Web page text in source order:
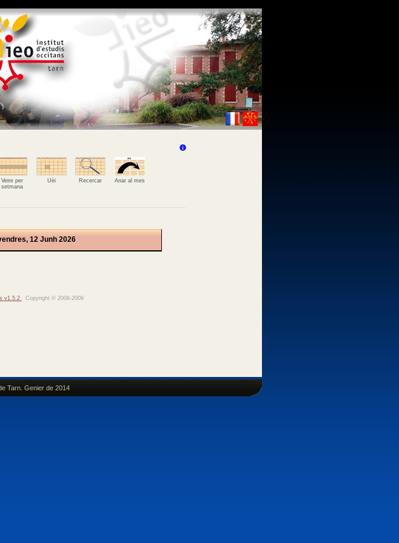
Veire per
setmana
Uèi Recercar Anar al mes
12 Junh 2026
v1.5.2 Copyright © 2006-2009
Tarn. Genier de 2014